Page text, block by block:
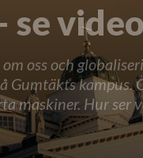
se
oss och
Gumtäkts
maskiner. Hur ser